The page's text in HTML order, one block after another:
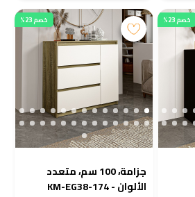
خصم 23% خصم 23%
جزامة، 100 سم، متعدد
الألوان - KM-EG38-174